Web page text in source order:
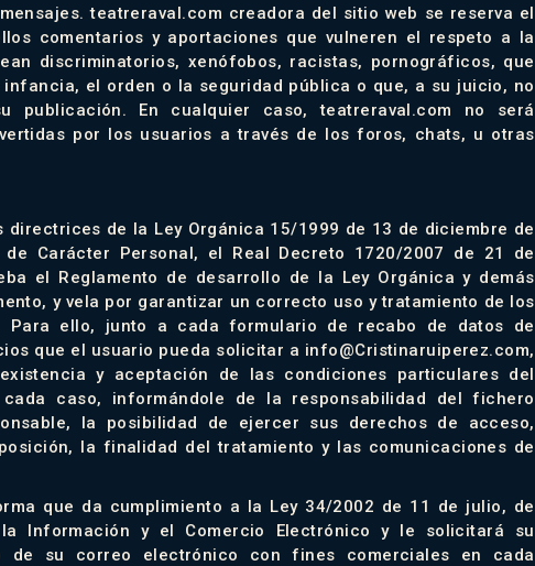
teatreraval.com creadora del sitio web se reserva el
comentarios y aportaciones que vulneren el respeto a la
discriminatorios, xenófobos, racistas, pornográficos, que
el orden o la seguridad pública o que, a su juicio, no
publicación. En cualquier caso, teatreraval.com no será
por los usuarios a través de los foros, chats, u otras
de la Ley Orgánica 15/1999 de 13 de diciembre de
Carácter Personal, el Real Decreto 1720/2007 de 21 de
el Reglamento de desarrollo de la Ley Orgánica y demás
y vela por garantizar un correcto uso y tratamiento de los
Para ello, junto a cada formulario de recabo de datos de
que el usuario pueda solicitar a info@Cristinaruiperez.com,
y aceptación de las condiciones particulares del
caso, informándole de la responsabilidad del fichero
la posibilidad de ejercer sus derechos de acceso,
la finalidad del tratamiento y las comunicaciones de
que da cumplimiento a la Ley 34/2002 de 11 de julio, de
Información y el Comercio Electrónico y le solicitará su
de su correo electrónico con fines comerciales en cada